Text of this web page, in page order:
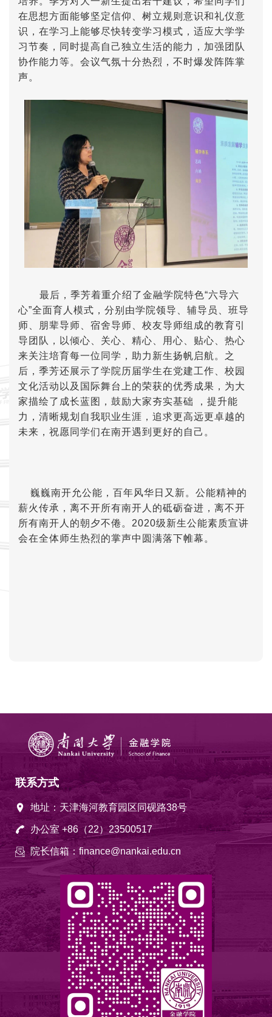
在思想方面能够坚定信仰、树立规则意识和礼仪意
识，在学习上能够尽快转变学习模式，适应大学学
习节奏，同时提高自己独立生活的能力，加强团队
协作能力等。会议气氛十分热烈，不时爆发阵阵掌
声。
最后，季芳着重介绍了金融学院特色“六导六
心”全面育人模式，分别由学院领导、辅导员、班导
师、朋辈导师、宿舍导师、校友导师组成的教育引
导团队，以倾心、关心、精心、用心、贴心、热心
来关注培育每一位同学，助力新生扬帆启航。之
后，季芳还展示了学院历届学生在党建工作、校园
文化活动以及国际舞台上的荣获的优秀成果，为大
家描绘了成长蓝图，鼓励大家夯实基础 ，提升能
力，清晰规划自我职业生涯，追求更高远更卓越的
未来，祝愿同学们在南开遇到更好的自己。
巍巍南开允公能，百年风华日又新。公能精神的
薪火传承，离不开所有南开人的砥砺奋进，离不开
所有南开人的朝夕不倦。 2020级新生公能素质宣讲
会在全体师生热烈的掌声中圆满落下帷幕。
联系方式
地址：天津海河教育园区同砚路38号
办公室 +86（22）23500517
院长信箱：finance@nankai.edu.cn